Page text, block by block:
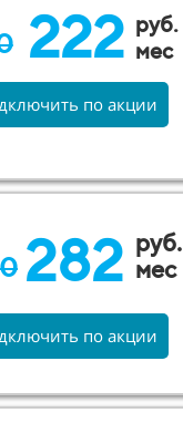
руб.
мес
по акции
222
282 руб.
мес
по акции